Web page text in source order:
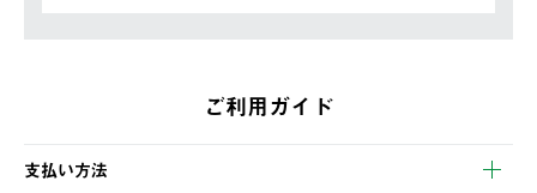
ご利用ガイド
支払い方法